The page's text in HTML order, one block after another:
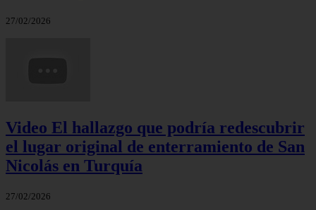
27/02/2026
Video El hallazgo que podría redescubrir
el lugar original de enterramiento de San
Nicolás en Turquía
27/02/2026